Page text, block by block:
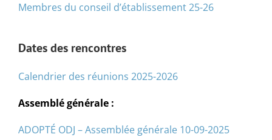
Membres du conseil d’établissement 25-26
Dates des rencontres
Calendrier des réunions 2025-2026
Assemblé générale :
ADOPTÉ ODJ – Assemblée générale 10-09-2025